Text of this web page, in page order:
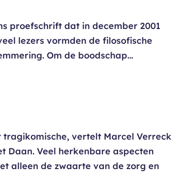
proefschrift dat in december 2001
lezers vormden de filosofische
Om de boodschap...
vertelt Marcel Verreck
Daan. Veel herkenbare aspecten
alleen de zwaarte van de zorg en